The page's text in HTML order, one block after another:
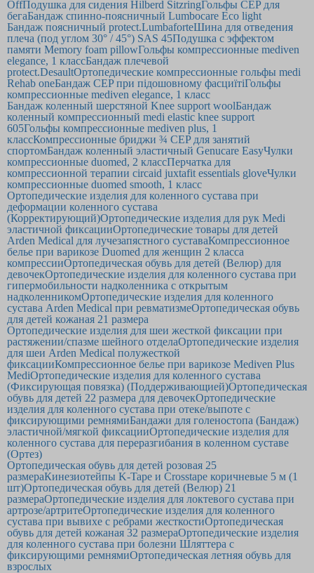
OffПодушка для сидения Hilberd SitzringГольфы CEP для
бегаБандаж спинно-поясничный Lumbocare Eco light
Бандаж поясничный protect.LumbaforteШина для отведения
плеча (под углом 30° / 45°) SAS 45Подушка с эффектом
памяти Memory foam pillowГольфы компрессионные mediven
elegance, 1 классБандаж плечевой
protect.DesaultОртопедические компрессионные гольфы medi
Rehab oneБандаж CEP при підошовному фасциїтіГольфы
компрессионные mediven elegance, 1 класс
Бандаж коленный шерстяной Knee support woolБандаж
коленный компрессионный medi elastic knee support
605Гольфы компрессионные mediven plus, 1
классКомпрессионные бриджи ¾ CEP для занятий
спортомБандаж коленный эластичный Genucare EasyЧулки
компрессионные duomed, 2 классПерчатка для
компрессионной терапии circaid juxtafit essentials gloveЧулки
компрессионные duomed smooth, 1 класс
Ортопедические изделия для коленного сустава при
деформации коленного сустава
(Корректирующий)Ортопедические изделия для рук Medi
эластичной фиксацииОртопедические товары для детей
Arden Medical для лучезапястного суставаКомпрессионное
белье при варикозе Duomed для женщин 2 класса
компрессииОртопедическая обувь для детей (Велюр) для
девочекОртопедические изделия для коленного сустава при
гипермобильности надколенника с открытым
надколенникомОртопедические изделия для коленного
сустава Arden Medical при ревматизмеОртопедическая обувь
для детей кожаная 21 размера
Ортопедические изделия для шеи жесткой фиксации при
растяжении/спазме шейного отделаОртопедические изделия
для шеи Arden Medical полужесткой
фиксацииКомпрессионное белье при варикозе Mediven Plus
MediОртопедические изделия для коленного сустава
(Фиксирующая повязка) (Поддерживающией)Ортопедическая
обувь для детей 22 размера для девочекОртопедические
изделия для коленного сустава при отеке/выпоте с
фиксирующими ремнямиБандажи для голеностопа (Бандаж)
эластичной/мягкой фиксацииОртопедические изделия для
коленного сустава для переразгибания в коленном суставе
(Ортез)
Ортопедическая обувь для детей розовая 25
размераКинезиотейпы K-Tape и Crosstape коричневые 5 м (1
шт)Ортопедическая обувь для детей (Велюр) 21
размераОртопедические изделия для локтевого сустава при
артрозе/артритеОртопедические изделия для коленного
сустава при вывихе с ребрами жесткостиОртопедическая
обувь для детей кожаная 32 размераОртопедические изделия
для коленного сустава при болезни Шляттера с
фиксирующими ремнямиОртопедическая летняя обувь для
взрослых